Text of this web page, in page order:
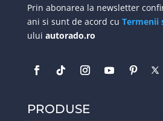
Prin abonarea la newsletter
ani si sunt de acord cu Termenii
ului autorado.ro
PRODUSE